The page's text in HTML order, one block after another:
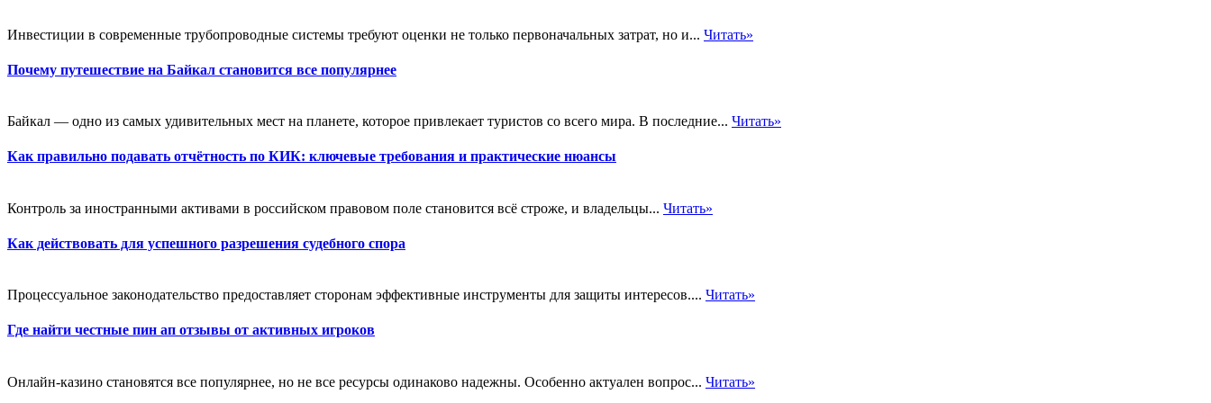
Инвестиции в современные трубопроводные системы требуют оценки не только первоначальных затрат, но и... Читать»
Почему путешествие на Байкал становится все популярнее
Байкал — одно из самых удивительных мест на планете, которое привлекает туристов со всего мира. В последние... Читать»
Как правильно подавать отчётность по КИК: ключевые требования и практические нюансы
Контроль за иностранными активами в российском правовом поле становится всё строже, и владельцы... Читать»
Как действовать для успешного разрешения судебного спора
Процессуальное законодательство предоставляет сторонам эффективные инструменты для защиты интересов.... Читать»
Где найти честные пин ап отзывы от активных игроков
Онлайн-казино становятся все популярнее, но не все ресурсы одинаково надежны. Особенно актуален вопрос... Читать»